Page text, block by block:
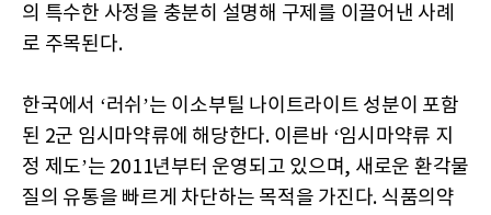
의 특수한 사정을 충분히 설명해 구제를 이끌어낸 사례
로 주목된다.
한국에서 ‘러쉬’는 이소부틸 나이트라이트 성분이 포함
된 2군 임시마약류에 해당한다. 이른바 ‘임시마약류 지
정 제도’는 2011년부터 운영되고 있으며, 새로운 환각물
질의 유통을 빠르게 차단하는 목적을 가진다. 식품의약